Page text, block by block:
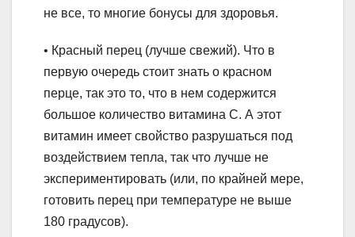
не все, то многие бонусы для здоровья.
• Красный перец (лучше свежий). Что в
первую очередь стоит знать о красном
перце, так это то, что в нем содержится
большое количество витамина С. А этот
витамин имеет свойство разрушаться под
воздействием тепла, так что лучше не
экспериментировать (или, по крайней мере,
готовить перец при температуре не выше
180 градусов).